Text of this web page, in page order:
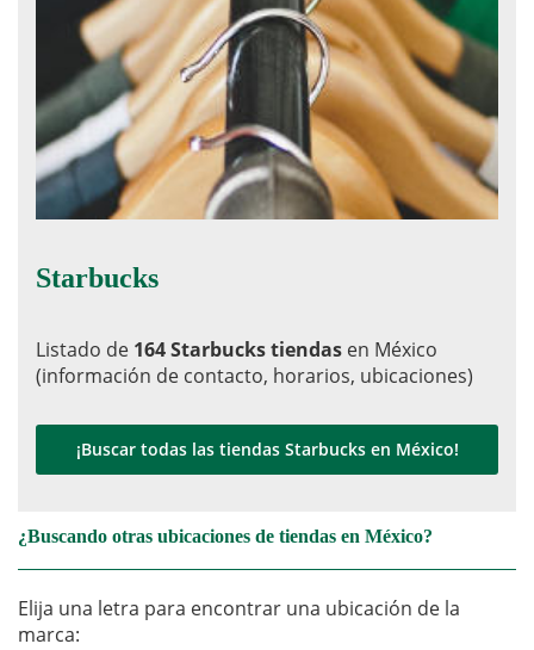
Starbucks
Listado de 164 Starbucks tiendas en México
(información de contacto, horarios, ubicaciones)
¡Buscar todas las tiendas Starbucks en México!
¿Buscando otras ubicaciones de tiendas en México?
Elija una letra para encontrar una ubicación de la
marca: